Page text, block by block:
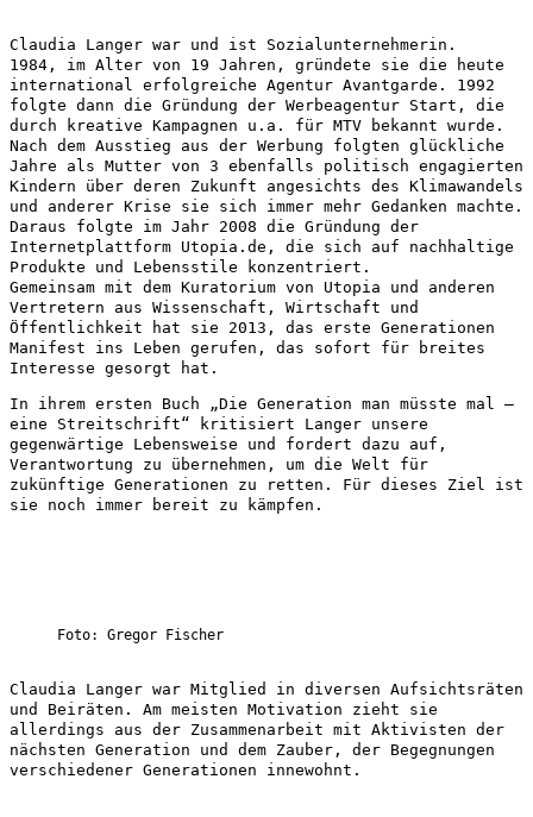
Claudia Langer war und ist Sozialunternehmerin.
1984, im Alter von 19 Jahren, gründete sie die heute
international erfolgreiche Agentur Avantgarde. 1992
folgte dann die Gründung der Werbeagentur Start, die
durch kreative Kampagnen u.a. für MTV bekannt wurde.
Nach dem Ausstieg aus der Werbung folgten glückliche
Jahre als Mutter von 3 ebenfalls politisch engagierten
Kindern über deren Zukunft angesichts des Klimawandels
und anderer Krise sie sich immer mehr Gedanken machte.
Daraus folgte im Jahr 2008 die Gründung der
Internetplattform Utopia.de, die sich auf nachhaltige
Produkte und Lebensstile konzentriert.
Gemeinsam mit dem Kuratorium von Utopia und anderen
Vertretern aus Wissenschaft, Wirtschaft und
Öffentlichkeit hat sie 2013, das erste Generationen
Manifest ins Leben gerufen, das sofort für breites
Interesse gesorgt hat.
In ihrem ersten Buch „Die Generation man müsste mal –
eine Streitschrift“ kritisiert Langer unsere
gegenwärtige Lebensweise und fordert dazu auf,
Verantwortung zu übernehmen, um die Welt für
zukünftige Generationen zu retten. Für dieses Ziel ist
sie noch immer bereit zu kämpfen.
Foto: Gregor Fischer
Claudia Langer war Mitglied in diversen Aufsichtsräten
und Beiräten. Am meisten Motivation zieht sie
allerdings aus der Zusammenarbeit mit Aktivisten der
nächsten Generation und dem Zauber, der Begegnungen
verschiedener Generationen innewohnt.